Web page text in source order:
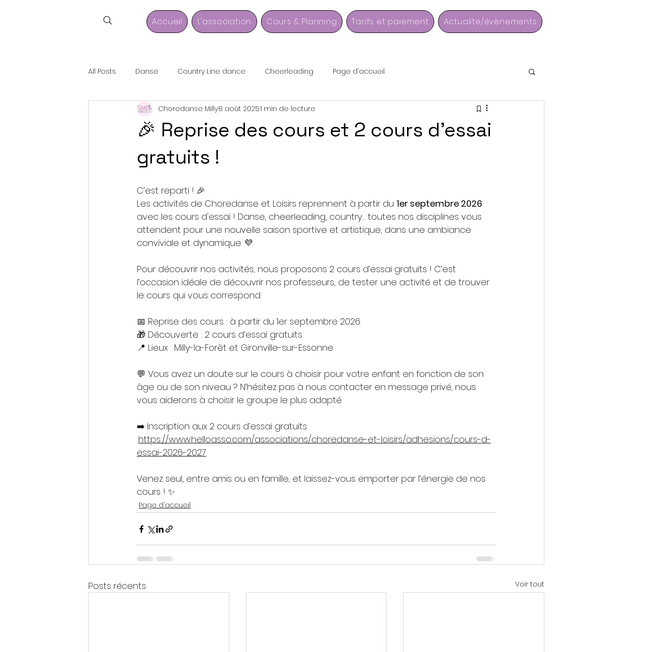
Accueil L'association Cours & Planning Tarifs et paiement Actualité/évènements
All Posts Danse Country Line dance Cheerleading Page d'accueil
🎉 Reprise des cours et 2 cours d’essai
gratuits !
Choredanse Milly8 août 20251 min de lecture
C’est reparti ! 🎉
Les activités de Choredanse et Loisirs reprennent à partir du 1er septembre 2026
avec les cours d'essai ! Danse, cheerleading, country… toutes nos disciplines vous
attendent pour une nouvelle saison sportive et artistique, dans une ambiance
conviviale et dynamique. 💜
Pour découvrir nos activités, nous proposons 2 cours d’essai gratuits ! C’est
l’occasion idéale de découvrir nos professeurs, de tester une activité et de trouver
le cours qui vous correspond.
📅 Reprise des cours : à partir du 1er septembre 2026
🎁 Découverte : 2 cours d’essai gratuits
📍 Lieux : Milly-la-Forêt et Gironville-sur-Essonne
💬 Vous avez un doute sur le cours à choisir pour votre enfant en fonction de son
âge ou de son niveau ? N’hésitez pas à nous contacter en message privé, nous
vous aiderons à choisir le groupe le plus adapté.
➡️ Inscription aux 2 cours d’essai gratuits
:https://www.helloasso.com/associations/choredanse-et-loisirs/adhesions/cours-d-
essai-2026-2027
Venez seul, entre amis ou en famille, et laissez-vous emporter par l’énergie de nos
cours ! ✨
Page d'accueil
Posts récents Voir tout